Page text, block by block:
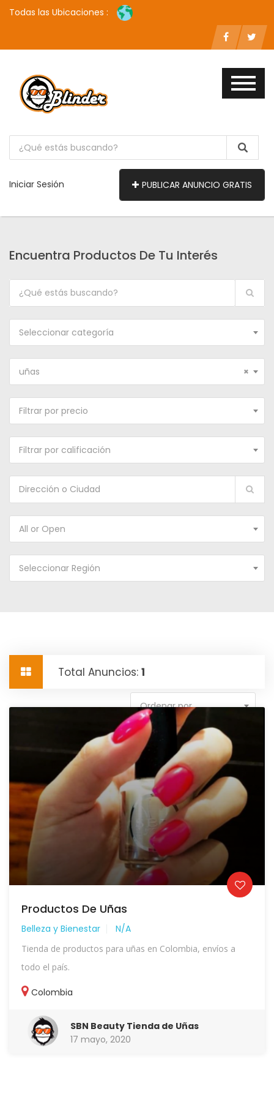
Todas las Ubicaciones :
Iniciar Sesión PUBLICAR ANUNCIO GRATIS
Encuentra Productos De Tu Interés
Seleccionar categoría
×
uñas
Filtrar por precio
Filtrar por calificación
All or Open
Seleccionar Región
Total Anuncios: 1
Ordenar por
Productos De Uñas
Belleza y Bienestar N/A
Tienda de productos para uñas en Colombia, envíos a
todo el país.
Colombia
SBN Beauty Tienda de Uñas
17 mayo, 2020